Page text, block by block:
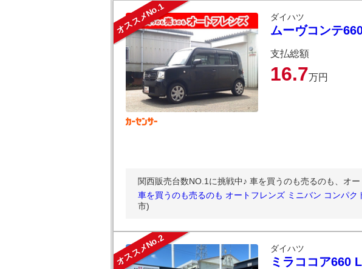
オススメNo.1 ダイハツ
ムーヴコンテ
支払総額
16.7万円
関西販売台数NO.1に挑戦中♪ 車を買うのも売るのも、オ
車を買うのも売るのも オートフレンズ ミニバン コンパ
市)
オススメNo.2 ダイハツ
ミラココア660